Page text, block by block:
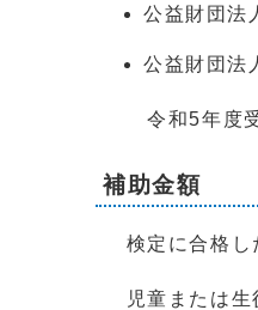
公益財団法
公益財団法
令和5年度受
補助金額
検定に合格し
児童または生